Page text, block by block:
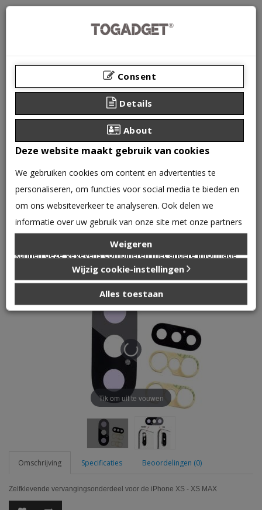
0 product(en) - €0,00
CATEGORIEËN
IPHONE
iphone XS Max
Camera Lens voor iPhone XS - XS MAX
Tik om uit te vouwen
Omschrijving Specificaties Beoordelingen (0)
Zelfklevende vervangingsonderdeel voor de iPhone XS - XS MAX
Consent
Details
About
Deze website maakt gebruik van cookies
We gebruiken cookies om content en advertenties te
personaliseren, om functies voor social media te bieden en
om ons websiteverkeer te analyseren. Ook delen we
informatie over uw gebruik van onze site met onze partners
voor social media, adverteren en analyse. Deze partners
kunnen deze gegevens combineren met andere informatie
die u aan ze heeft verstrekt of die ze hebben verzameld op
basis van uw gebruik van hun services.
Weigeren
Wijzig cookie-instellingen
Alles toestaan